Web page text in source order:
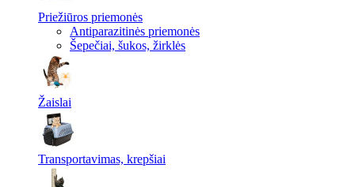
Priežiūros priemonės
Antiparazitinės priemonės
Šepečiai, šukos, žirklės
Žaislai
Transportavimas, krepšiai